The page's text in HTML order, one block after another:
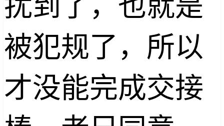
被犯规了，所以
才没能完成交接